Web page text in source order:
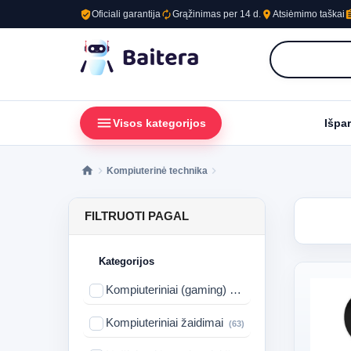
verified_userOficiali garantijaautorenewGrąžinimas per 14 d. place Atsiėmimo taškai
menuVisos kategorijos
Kompiuterinė technika
FILTRUOTI PAGAL
Kategorijos
Kompiuteriniai (gaming) stalai
Kompiuteriniai žaidimai (63)